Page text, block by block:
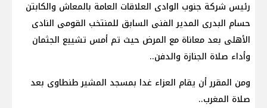
رئيس شركة جنوب الوادى العلاقات العامة بالمعاش والكابتن
حسام البدرى المدير الفنى السابق للمنتخب القومى النادى
الأهلى بعد معاناة مع المرض حيث تم أمس تشييع الجثمان
وأداء صلاة الجنازة والدفن..
ومن المقرر أن يقام العزاء غدا بمسجد المشير طنطاوى بعد
صلاة المغرب..